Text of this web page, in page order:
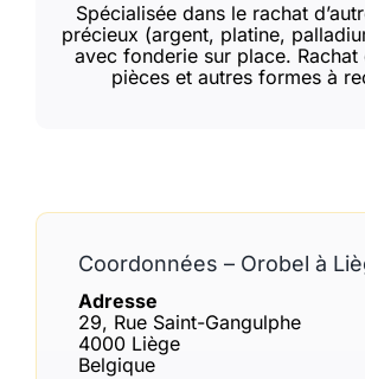
Spécialisée dans le rachat
précieux (argent, platine,
avec fonderie sur place. Rachat
pièces et autres formes à
Coordonnées – Orobel à
Adresse
29, Rue Saint-Gangulphe
4000 Liège
Belgique